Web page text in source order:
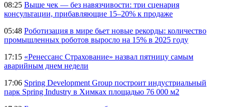
08:25 Выше чек — без навязчивости: три сценария
консультации, прибавляющие 15–20% к продаже
05:48 Роботизация в мире бьет новые рекорды: количество
промышленных роботов выросло на 15% в 2025 году
17:15 «Ренессанс Страхование» назвал пятницу самым
аварийным днем недели
17:06 Spring Development Group построит индустриальный
парк Spring Industry в Химках площадью 76 000 м2